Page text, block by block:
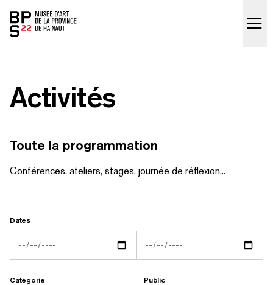
Accueil
Activités
Toute la programmation
Conférences, ateliers, stages, journée de réflexion...
Dates
Catégorie Public